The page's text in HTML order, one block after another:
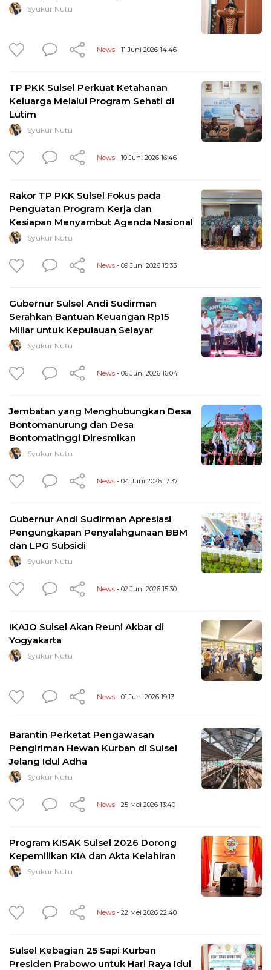
Syukur Nutu
News - 11 Juni 2026 14:46
TP PKK Sulsel Perkuat Ketahanan
Keluarga Melalui Program Sehati di
Lutim
Syukur Nutu
News - 10 Juni 2026 16:46
Rakor TP PKK Sulsel Fokus pada
Penguatan Program Kerja dan
Kesiapan Menyambut Agenda Nasional
Syukur Nutu
News - 09 Juni 2026 15:33
Gubernur Sulsel Andi Sudirman
Serahkan Bantuan Keuangan Rp15
Miliar untuk Kepulauan Selayar
Syukur Nutu
News - 06 Juni 2026 16:04
Jembatan yang Menghubungkan Desa
Bontomanurung dan Desa
Bontomatinggi Diresmikan
Syukur Nutu
News - 04 Juni 2026 17:37
Gubernur Andi Sudirman Apresiasi
Pengungkapan Penyalahgunaan BBM
dan LPG Subsidi
Syukur Nutu
News - 02 Juni 2026 15:30
IKAJO Sulsel Akan Reuni Akbar di
Yogyakarta
Syukur Nutu
News - 01 Juni 2026 19:13
Barantin Perketat Pengawasan
Pengiriman Hewan Kurban di Sulsel
Jelang Idul Adha
Syukur Nutu
News - 25 Mei 2026 13:40
Program KISAK Sulsel 2026 Dorong
Kepemilikan KIA dan Akta Kelahiran
Syukur Nutu
News - 22 Mei 2026 22:40
Sulsel Kebagian 25 Sapi Kurban
Presiden Prabowo untuk Hari Raya Idul